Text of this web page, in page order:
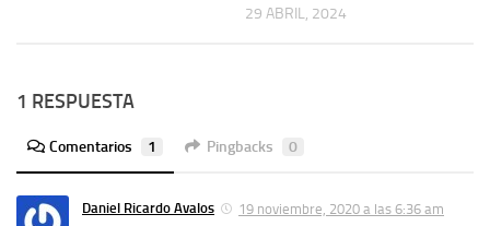
29 ABRIL, 2024
1 RESPUESTA
Comentarios 1 Pingbacks 0
Daniel Ricardo Avalos
19 noviembre, 2020 a las 6:36 am